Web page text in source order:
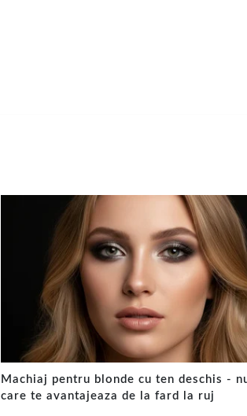
Machiaj pentru blonde cu ten deschis -
care te avantajeaza de la fard la ruj